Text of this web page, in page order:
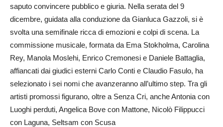
saputo convincere pubblico e giuria. Nella serata del 9
dicembre, guidata alla conduzione da Gianluca Gazzoli, si è
svolta una semifinale ricca di emozioni e colpi di scena. La
commissione musicale, formata da Ema Stokholma, Carolina
Rey, Manola Moslehi, Enrico Cremonesi e Daniele Battaglia,
affiancati dai giudici esterni Carlo Conti e Claudio Fasulo, ha
selezionato i sei nomi che avanzeranno all’ultimo step. Tra gli
artisti promossi figurano, oltre a Senza Cri, anche Antonia con
Luoghi perduti, Angelica Bove con Mattone, Nicolò Filippucci
con Laguna, Seltsam con Scusa